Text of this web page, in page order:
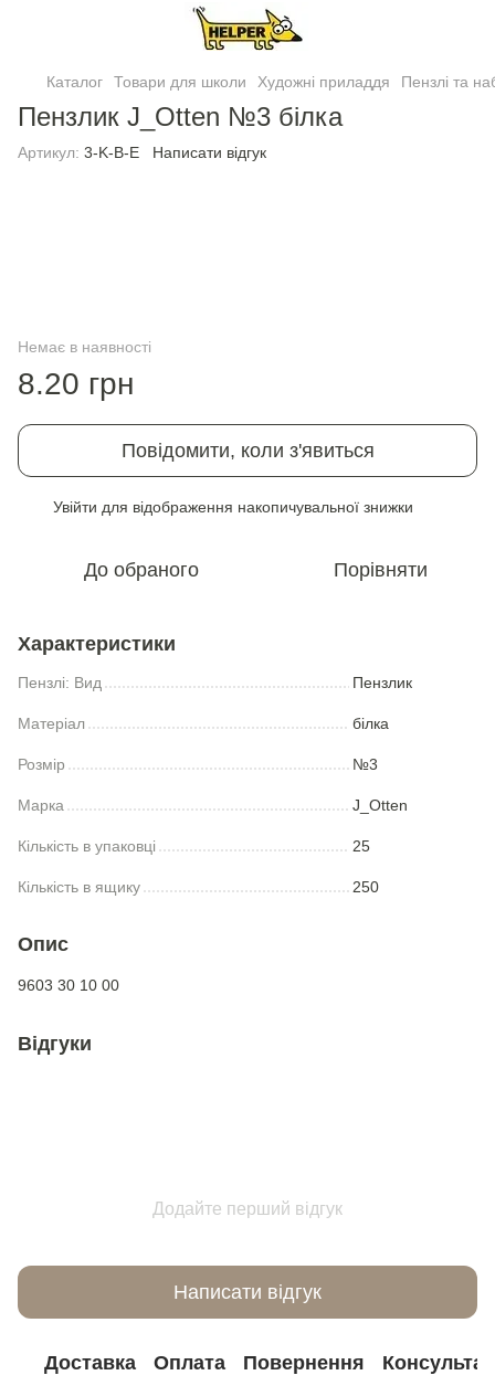
Каталог Товари для школи Художні приладдя Пензлі та
Пензлик J_Otten №3 білка
Артикул: 3-K-B-E Написати відгук
Немає в наявності
8.20 грн
Повідомити, коли з'явиться
Увійти для відображення накопичувальної знижки
До обраного Порівняти
Характеристики
Пензлі: Вид Пензлик
Матеріал білка
Розмір №3
Марка J_Otten
Кількість в упаковці 25
Кількість в ящику 250
Опис
9603 30 10 00
Відгуки
Додайте перший відгук
Написати відгук
Доставка Оплата Повернення